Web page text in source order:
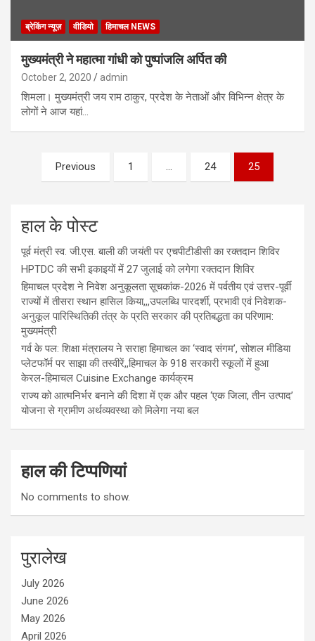
ब्रेकिंग न्यूज़ वीडियो हिमाचल NEWS
मुख्यमंत्री ने महात्मा गांधी को पुष्पांजलि अर्पित की
October 2, 2020 admin
शिमला। मुख्यमंत्री जय राम ठाकुर, प्रदेश के नेताओं और विभिन्न क्षेत्र के
लोगों ने आज यहां…
Previous 1 … 24 25
हाल के पोस्ट
पूर्व मंत्री स्व. जी.एस. बाली की जयंती पर एचपीटीडीसी का रक्तदान शिविर
HPTDC की सभी इकाइयों में 27 जुलाई को लगेगा रक्तदान शिविर
हिमाचल प्रदेश ने निवेश अनुकूलता सूचकांक-2026 में पर्वतीय एवं उत्तर-पूर्वी
राज्यों में तीसरा स्थान हासिल किया,,,उपलब्धि पारदर्शी, प्रभावी एवं निवेशक-
अनुकूल पारिस्थितिकी तंत्र के प्रति सरकार की प्रतिबद्धता का परिणाम:
मुख्यमंत्री
गर्व के पल: शिक्षा मंत्रालय ने सराहा हिमाचल का ‘स्वाद संगम’, सोशल मीडिया
प्लेटफॉर्म पर साझा की तस्वीरें,,हिमाचल के 918 सरकारी स्कूलों में हुआ
केरल-हिमाचल Cuisine Exchange कार्यक्रम
राज्य को आत्मनिर्भर बनाने की दिशा में एक और पहल ‘एक जिला, तीन उत्पाद’
योजना से ग्रामीण अर्थव्यवस्था को मिलेगा नया बल
हाल की टिप्पणियां
No comments to show.
पुरालेख
July 2026
June 2026
May 2026
April 2026